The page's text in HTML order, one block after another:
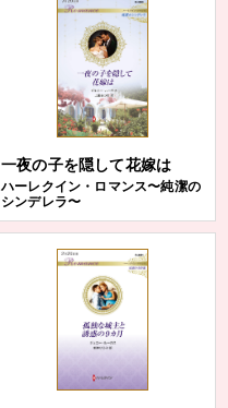
一夜の子を隠して花嫁は
ハーレクイン・ロマンス〜純潔の
シンデレラ〜